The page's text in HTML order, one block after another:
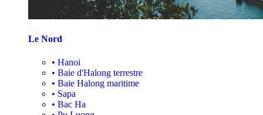
Le Nord
• Hanoi
• Baie d'Halong terrestre
• Baie Halong maritime
• Sapa
• Bac Ha